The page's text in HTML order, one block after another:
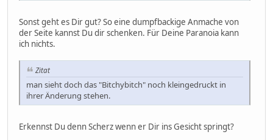
Sonst geht es Dir gut? So eine dumpfbackige Anmache von
der Seite kannst Du dir schenken. Für Deine Paranoia kann
ich nichts.
Zitat
man sieht doch das "Bitchybitch" noch kleingedruckt in
ihrer Änderung stehen.
Erkennst Du denn Scherz wenn er Dir ins Gesicht springt?